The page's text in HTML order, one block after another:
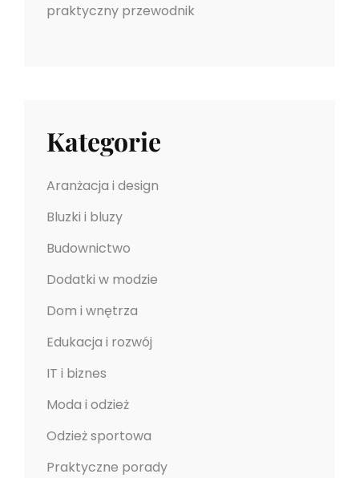
praktyczny przewodnik
Kategorie
Aranżacja i design
Bluzki i bluzy
Budownictwo
Dodatki w modzie
Dom i wnętrza
Edukacja i rozwój
IT i biznes
Moda i odzież
Odzież sportowa
Praktyczne porady